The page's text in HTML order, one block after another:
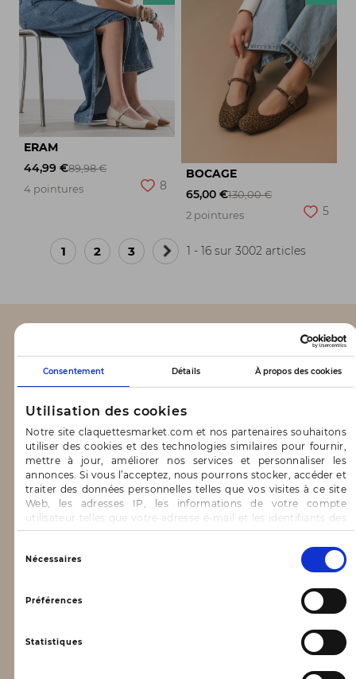
Consentement Détails À propos des cookies
Utilisation des cookies
Notre site claquettesmarket.com et nos partenaires souhaitons
utiliser des cookies et des technologies similaires pour fournir,
mettre à jour, améliorer nos services et personnaliser les
annonces. Si vous l’acceptez, nous pourrons stocker, accéder et
traiter des données personnelles telles que vos visites à ce site
Web, les adresses IP, les informations de votre compte
utilisateur telles que votre adresse e-mail et les identifiants des
cookies.
Vous avez le choix d’« Accepter » pour consentir à ces
utilisations, de « Refuser » pour vous y opposer ou
de sélectionner vos préférences concernant chaque catégorie
de cookie en cliquant sur « Valider la sélection » pour valider vos
options. Vous pouvez à tout moment modifier vos préférences
Nécessaires
Préférences
Statistiques
ERAM
44,99 €89,98 €
4 pointures
8
BOCAGE
65,00 €130,00 €
2 pointures
5
1 2 3
Page
1 - 16 sur 3002 articles
CLAQUETTES MARKET
Blog
CONTACT & AIDE
FAQ
Nous contacter
INFORMATIONS
Mentions légales
Données personnelles, vie privée